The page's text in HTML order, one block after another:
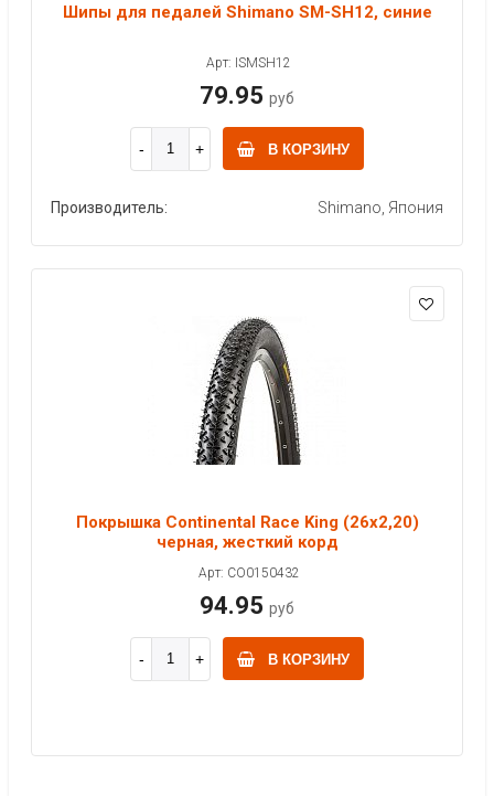
Шипы для педалей Shimano SM-SH12, синие
Арт: ISMSH12
79.95 руб
В КОРЗИНУ
Производитель: Shimano, Япония
Покрышка Continental Race King (26x2,20)
черная, жесткий корд
Арт: CO0150432
94.95 руб
В КОРЗИНУ